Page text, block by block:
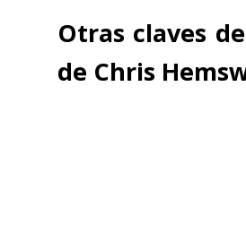
Otras claves
de Chris